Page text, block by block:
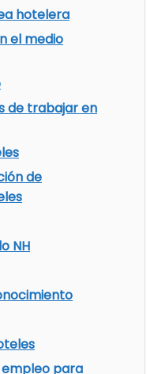
hotelera
el medio
de trabajar en
de
NH
para